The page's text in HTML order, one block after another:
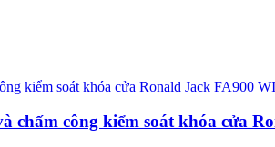
chấm công kiểm soát khóa cửa